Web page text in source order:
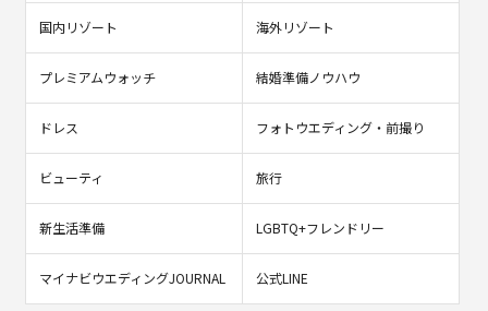
国内リゾート 海外リゾート
プレミアムウォッチ 結婚準備ノウハウ
ドレス フォトウエディング・前撮り
ビューティ 旅行
新生活準備 LGBTQ+フレンドリー
マイナビウエディングJOURNAL 公式LINE